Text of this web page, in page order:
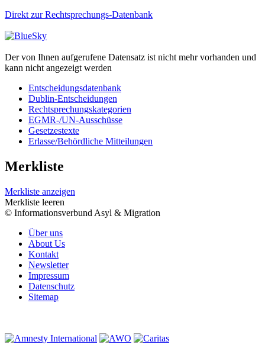
Direkt zur Rechtsprechungs-Datenbank
Der von Ihnen aufgerufene Datensatz ist nicht mehr vorhanden und
kann nicht angezeigt werden
Entscheidungsdatenbank
Dublin-Entscheidungen
Rechtsprechungskategorien
EGMR-/UN-Ausschüsse
Gesetzestexte
Erlasse/Behördliche Mitteilungen
Merkliste
Merkliste anzeigen
Merkliste leeren
© Informationsverbund Asyl & Migration
Über uns
About Us
Kontakt
Newsletter
Impressum
Datenschutz
Sitemap